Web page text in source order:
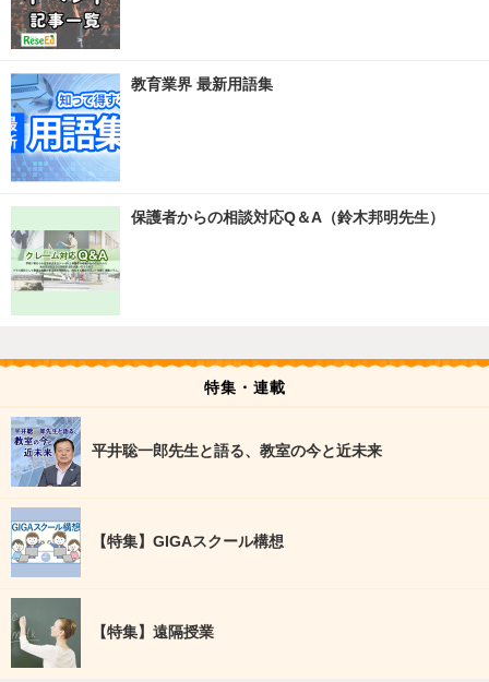
教育業界 最新用語集
保護者からの相談対応Q＆A（鈴木邦明先生）
特集・連載
平井聡一郎先生と語る、教室の今と近未来
【特集】GIGAスクール構想
【特集】遠隔授業